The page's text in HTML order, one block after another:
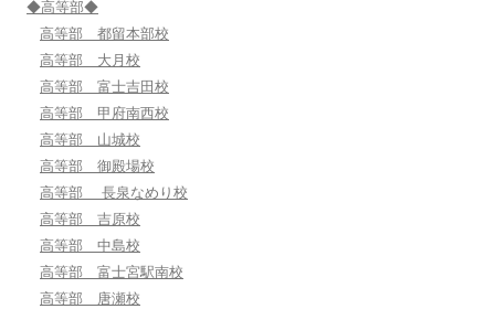
◆高等部◆
高等部 都留本部校
高等部 大月校
高等部 富士吉田校
高等部 甲府南西校
高等部 山城校
高等部 御殿場校
高等部 長泉なめり校
高等部 吉原校
高等部 中島校
高等部 富士宮駅南校
高等部 唐瀬校